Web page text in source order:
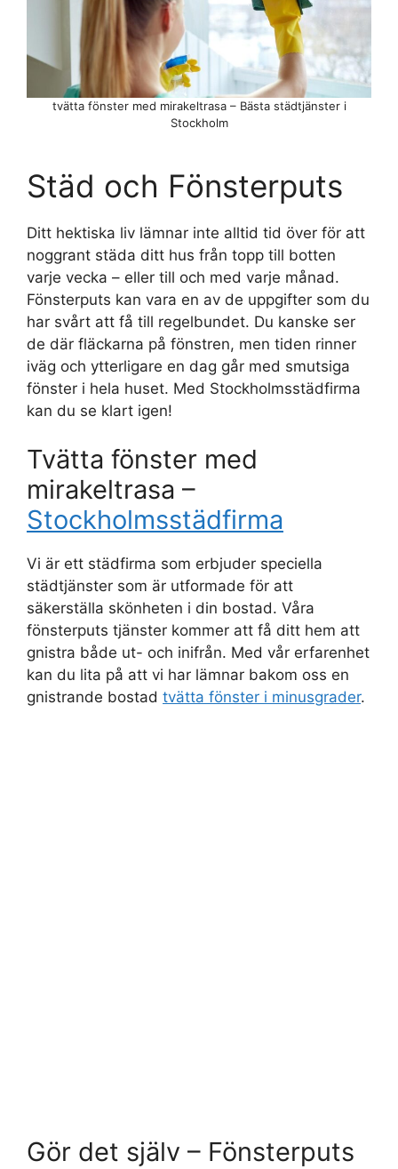
tvätta fönster med mirakeltrasa – Bästa städtjänster i
Stockholm
Städ och Fönsterputs
Ditt hektiska liv lämnar inte alltid tid över för att
noggrant städa ditt hus från topp till botten
varje vecka – eller till och med varje månad.
Fönsterputs kan vara en av de uppgifter som du
har svårt att få till regelbundet. Du kanske ser
de där fläckarna på fönstren, men tiden rinner
iväg och ytterligare en dag går med smutsiga
fönster i hela huset. Med Stockholmsstädfirma
kan du se klart igen!
Tvätta fönster med
mirakeltrasa –
Stockholmsstädfirma
Vi är ett städfirma som erbjuder speciella
städtjänster som är utformade för att
säkerställa skönheten i din bostad. Våra
fönsterputs tjänster kommer att få ditt hem att
gnistra både ut- och inifrån. Med vår erfarenhet
kan du lita på att vi har lämnar bakom oss en
gnistrande bostad tvätta fönster i minusgrader.
Gör det själv – Fönsterputs